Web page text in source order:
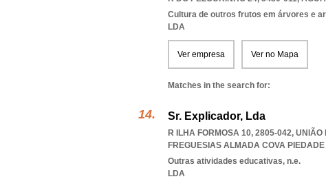
Cultura de outros frutos em árvores e
LDA
Ver empresa Ver no Mapa
Matches in the search for:
Sr. Explicador, Lda
R ILHA FORMOSA 10, 2805-042,
FREGUESIAS ALMADA COVA
Outras atividades educativas, n.e.
LDA